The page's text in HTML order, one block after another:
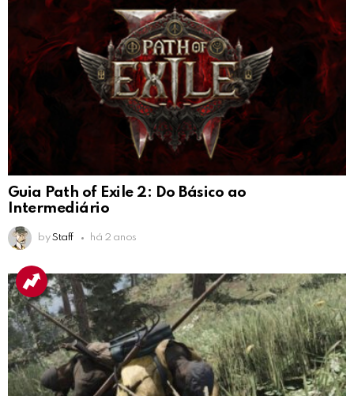
Guia Path of Exile 2: Do Básico ao
Intermediário
by Staff há 2 anos